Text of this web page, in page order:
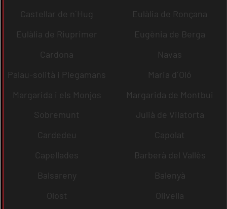
Castellar de n´Hug
Eulàlia de Ronçana
Eulàlia de Riuprimer
Eugènia de Berga
Cardona
Navas
Palau-solità i Plegamans
Maria d´Oló
Margarida i els Monjos
Margarida de Montbui
Sobremunt
Julià de Vilatorta
Cardedeu
Capolat
Capellades
Barberà del Vallès
Balsareny
Balenyà
Olost
Olivella